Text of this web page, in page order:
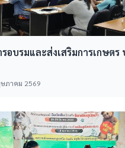
รอบรมและส่งเสริมการเกษตร
ภาคม 2569